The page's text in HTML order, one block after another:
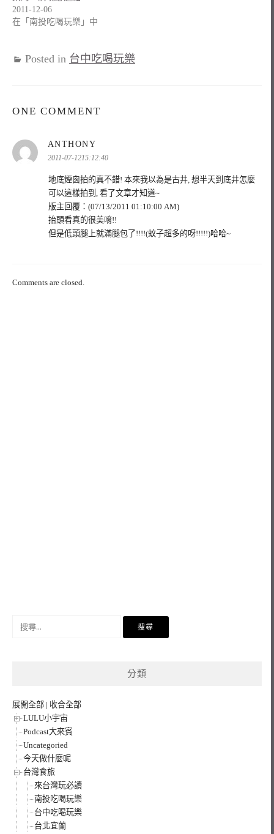
2011-12-06
在「南投吃喝玩樂」中
Posted in 台中吃喝玩樂
ONE COMMENT
ANTHONY
示:
2011-07-1215:12:40
地底煙囪拍的真不錯! 本來我以為是古井, 想半天到底井怎麼
可以這樣拍到, 看了文章才知道~
版主回覆：(07/13/2011 01:10:00 AM)
抬頭看真的很美唷!!
但是低頭腿上就滿腿包了!!!!(蚊子超多的呀!!!!!)哈哈~
Comments are closed.
分類
展開全部 | 收合全部
LULU小宇宙
Podcast大來賓
Uncategoried
今天做什麼呢
台灣食旅
來台灣玩必讀
南投吃喝玩樂
台中吃喝玩樂
台北宜蘭